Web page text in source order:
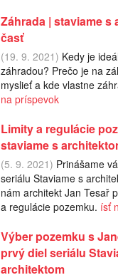
Záhrada | staviame s
časť
(19. 9. 2021) Kedy je
záhradou? Prečo je na
myslieť a kde vlastne
na príspevok
Limity a regulácie
staviame s
(5. 9. 2021) Prinášame
seriálu Staviame s
nám architekt Jan Tesař
a regulácie pozemku. ísť
Výber pozemku s
prvý diel seriálu
architektom